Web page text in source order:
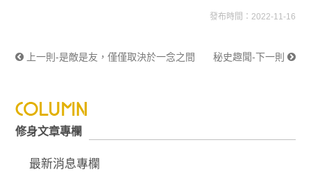
發布時間：2022-11-16
上一則-是敵是友，僅僅取決於一念之間 秘史趣聞-下一則
修身文章專欄
最新消息專欄